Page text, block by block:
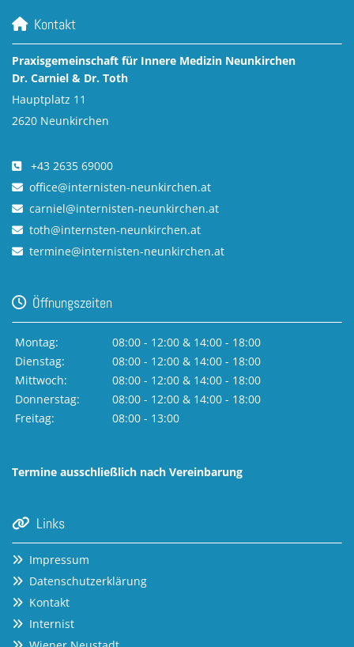
Kontakt
Praxisgemeinschaft für Innere Medizin Neunkirchen
Dr. Carniel & Dr. Toth
Hauptplatz 11
2620 Neunkirchen
 +43 2635 69000
 office@internisten-neunkirchen.at
 carniel@internisten-neunkirchen.at
 toth@internsten-neunkirchen.at
 termine@internisten-neunkirchen.at
Öffnungszeiten
Montag:
08:00 - 12:00 & 14:00 - 18:00
Dienstag:
08:00 - 12:00 & 14:00 - 18:00
Mittwoch:
08:00 - 12:00 & 14:00 - 18:00
Donnerstag:
08:00 - 12:00 & 14:00 - 18:00
Freitag:
08:00 - 13:00
Termine ausschließlich nach Vereinbarung
 Links
 Impressum
 Datenschutzerklärung
 Kontakt
 Internist